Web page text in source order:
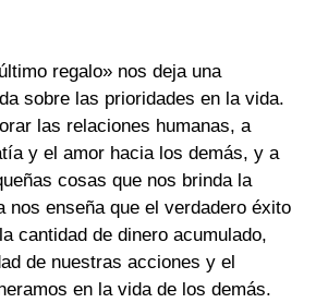
regalo» nos deja una
sobre las prioridades en la vida.
las relaciones humanas, a
y el amor hacia los demás, y a
cosas que nos brinda la
nos enseña que el verdadero éxito
cantidad de dinero acumulado,
de nuestras acciones y el
en la vida de los demás.